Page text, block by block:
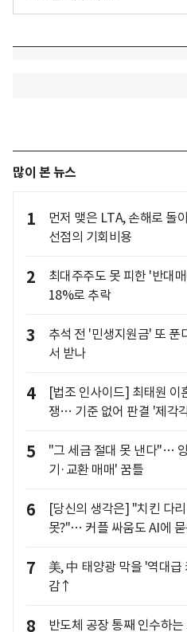
많이 본 뉴스
1
먼저 맺은 LTA, 손해로 돌
선점의 기회비용
2
최대주주도 못 피한 '반대
18%로 추락
3
추석 전 '민생지원금' 또
서 받나
4
[법조 인사이드] 최태원 이
쟁… 기준 없어 판결 '제각
5
"그 세금 절대 못 낸다"…
기·교환 매매' 꿈틀
6
[당신의 생각은] "치킨 다
못?"… 커플 싸움도 AI에
7
美, 中 태양광 막을 '역대
감↑
8 반도체 공장 통째 인수하